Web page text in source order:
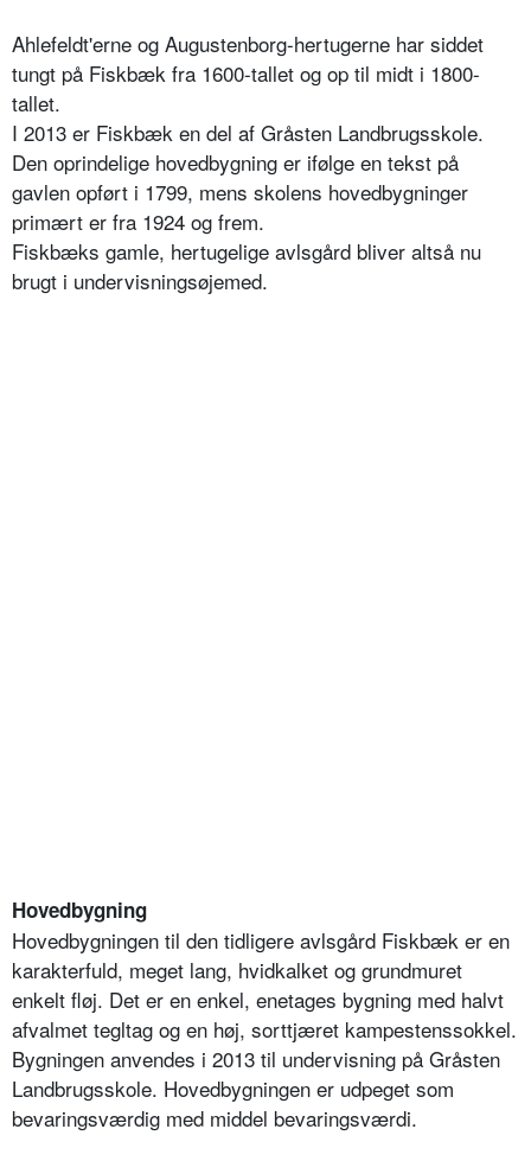
Ahlefeldt'erne og Augustenborg-hertugerne har siddet
tungt på Fiskbæk fra 1600-tallet og op til midt i 1800-
tallet.
I 2013 er Fiskbæk en del af Gråsten Landbrugsskole.
Den oprindelige hovedbygning er ifølge en tekst på
gavlen opført i 1799, mens skolens hovedbygninger
primært er fra 1924 og frem.
Fiskbæks gamle, hertugelige avlsgård bliver altså nu
brugt i undervisningsøjemed.
Hovedbygning
Hovedbygningen til den tidligere avlsgård Fiskbæk er en
karakterfuld, meget lang, hvidkalket og grundmuret
enkelt fløj. Det er en enkel, enetages bygning med halvt
afvalmet tegltag og en høj, sorttjæret kampestenssokkel.
Bygningen anvendes i 2013 til undervisning på Gråsten
Landbrugsskole. Hovedbygningen er udpeget som
bevaringsværdig med middel bevaringsværdi.